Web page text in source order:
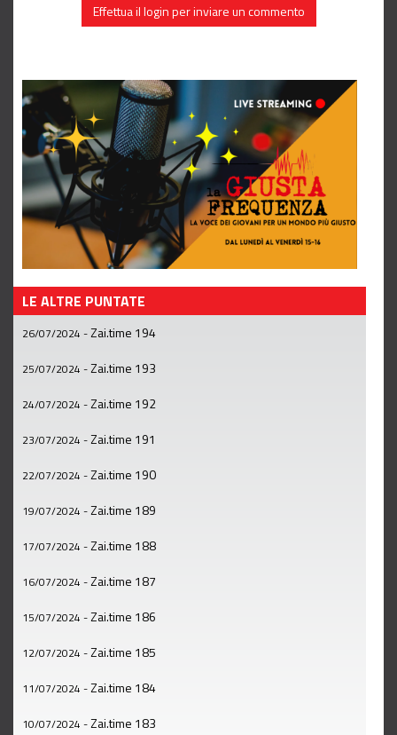
Effettua il login per inviare un commento
LE ALTRE PUNTATE
26/07/2024 -Zai.time 194
25/07/2024 -Zai.time 193
24/07/2024 -Zai.time 192
23/07/2024 -Zai.time 191
22/07/2024 -Zai.time 190
19/07/2024 -Zai.time 189
17/07/2024 -Zai.time 188
16/07/2024 -Zai.time 187
15/07/2024 -Zai.time 186
12/07/2024 -Zai.time 185
11/07/2024 -Zai.time 184
10/07/2024 -Zai.time 183